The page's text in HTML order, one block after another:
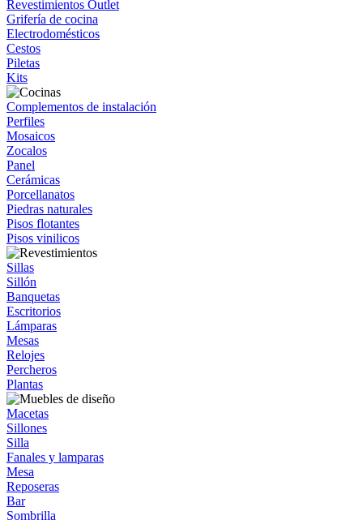
Revestimientos Outlet
Grifería de cocina
Electrodomésticos
Cestos
Piletas
Kits
Complementos de instalación
Perfiles
Mosaicos
Zocalos
Panel
Cerámicas
Porcellanatos
Piedras naturales
Pisos flotantes
Pisos vinilicos
Sillas
Sillón
Banquetas
Escritorios
Lámparas
Mesas
Relojes
Percheros
Plantas
Macetas
Sillones
Silla
Fanales y lamparas
Mesa
Reposeras
Bar
Sombrilla